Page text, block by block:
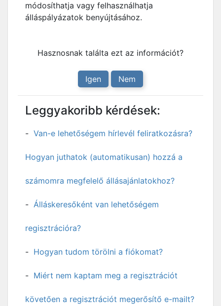
módosíthatja vagy felhasználhatja
álláspályázatok benyújtásához.
Hasznosnak találta ezt az információt?
Igen Nem
Leggyakoribb kérdések:
Van-e lehetőségem hírlevél feliratkozásra?
Hogyan juthatok (automatikusan) hozzá a
számomra megfelelő állásajánlatokhoz?
Álláskeresőként van lehetőségem
regisztrációra?
Hogyan tudom törölni a fiókomat?
Miért nem kaptam meg a regisztrációt
követően a regisztrációt megerősítő e-mailt?